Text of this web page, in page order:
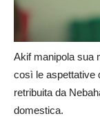
Akif manipola sua
così le aspettative
retribuita da
domestica.